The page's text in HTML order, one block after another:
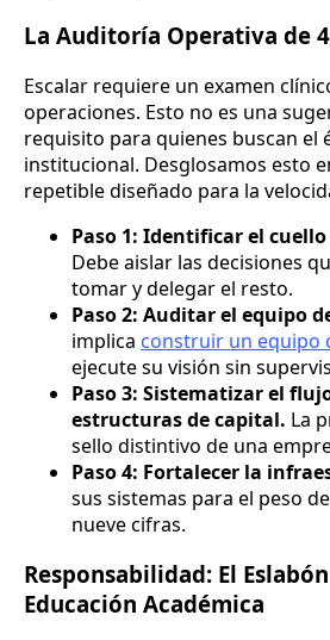
La Auditoría Operativa de
Escalar requiere un examen
operaciones. Esto no es una
requisito para quienes buscan el
institucional. Desglosamos esto
repetible diseñado para la
Paso 1: Identificar el cuello
Debe aislar las decisiones
tomar y delegar el resto.
Paso 2: Auditar el equipo
implica construir un equipo
ejecute su visión sin
Paso 3: Sistematizar el
estructuras de capital. La
sello distintivo de una
Paso 4: Fortalecer la
sus sistemas para el peso
nueve cifras.
Responsabilidad: El
Educación Académica